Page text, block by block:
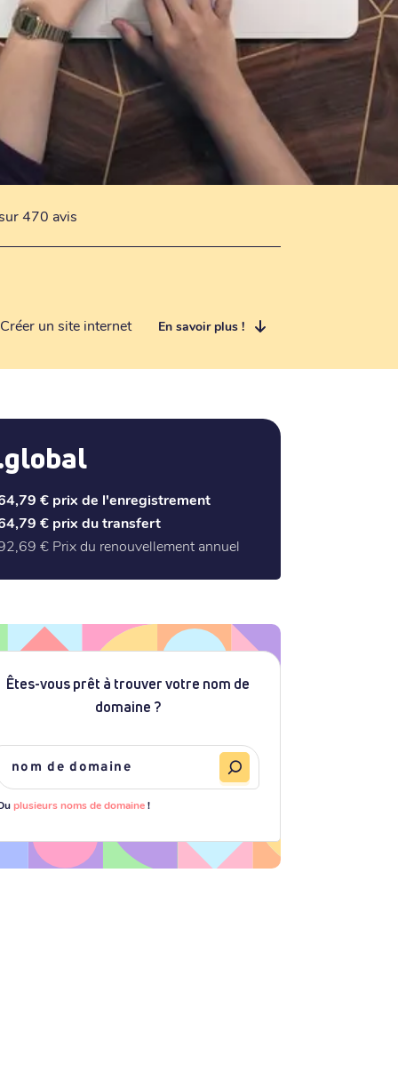
470 avis
Créer un site internet En savoir plus !
€ prix de l'enregistrement
€ prix du transfert
€ Prix du renouvellement annuel
Êtes-vous prêt à trouver votre nom de
domaine ?
plusieurs noms de domaine!